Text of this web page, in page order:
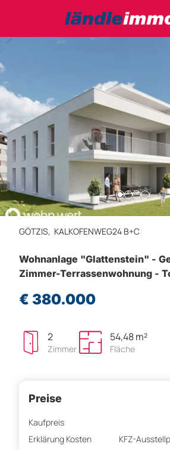
GÖTZIS, KALKOFENWEG24 B+C
Wohnanlage "Glattenstein" -
Zimmer-Terrassenwohnung -
€ 380.000
2
Zimmer
54,48 m²
Fläche
Preise
Kaufpreis
Erklärung Kosten
KFZ-